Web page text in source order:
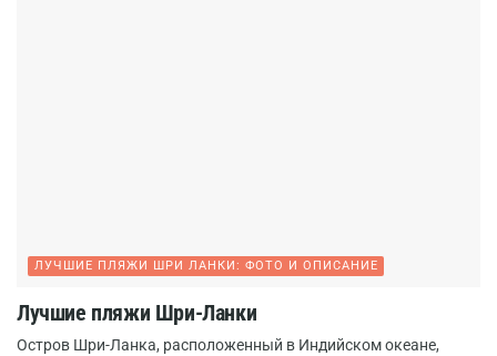
ЛУЧШИЕ ПЛЯЖИ ШРИ ЛАНКИ: ФОТО И ОПИСАНИЕ
Лучшие пляжи Шри-Ланки
Остров Шри-Ланка, расположенный в Индийском океане,